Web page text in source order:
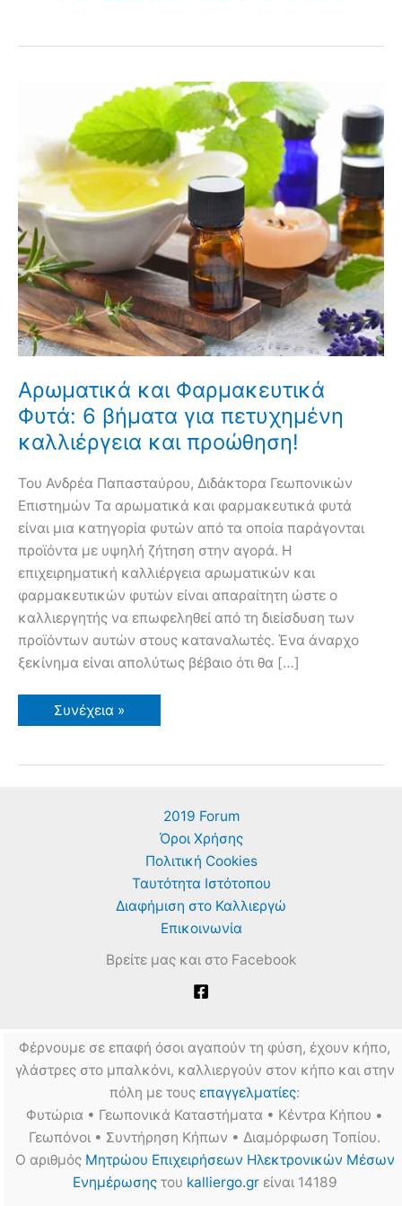
Αρωματικά και Φαρμακευτικά
Φυτά: 6 βήματα για πετυχημένη
καλλιέργεια και προώθηση!
Του Ανδρέα Παπασταύρου, Διδάκτορα Γεωπονικών
Επιστημών Τα αρωματικά και φαρμακευτικά φυτά
είναι μια κατηγορία φυτών από τα οποία παράγονται
προϊόντα με υψηλή ζήτηση στην αγορά. Η
επιχειρηματική καλλιέργεια αρωματικών και
φαρμακευτικών φυτών είναι απαραίτητη ώστε ο
καλλιεργητής να επωφεληθεί από τη διείσδυση των
προϊόντων αυτών στους καταναλωτές. Ένα άναρχο
ξεκίνημα είναι απολύτως βέβαιο ότι θα […]
Αρωματικά
και
6
Συνέχεια »
2019 Forum
Όροι Χρήσης
Πολιτική Cookies
Ταυτότητα Ιστότοπου
Διαφήμιση στο Καλλιεργώ
Επικοινωνία
Βρείτε μας και στο Facebook
Φέρνουμε σε επαφή όσοι αγαπούν τη φύση, έχουν κήπο,
γλάστρες στο μπαλκόνι, καλλιεργούν στον κήπο και στην
πόλη με τους επαγγελματίες:
Φυτώρια • Γεωπονικά Καταστήματα • Κέντρα Κήπου •
Γεωπόνοι • Συντήρηση Κήπων • Διαμόρφωση Τοπίου.
Ο αριθμός Μητρώου Επιχειρήσεων Ηλεκτρονικών Μέσων
Ενημέρωσηςτου kalliergo.grείναι 14189